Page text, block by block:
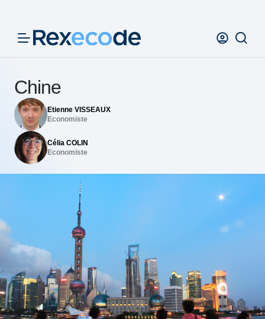
Chine
Etienne VISSEAUX
Economiste
Célia COLIN
Economiste